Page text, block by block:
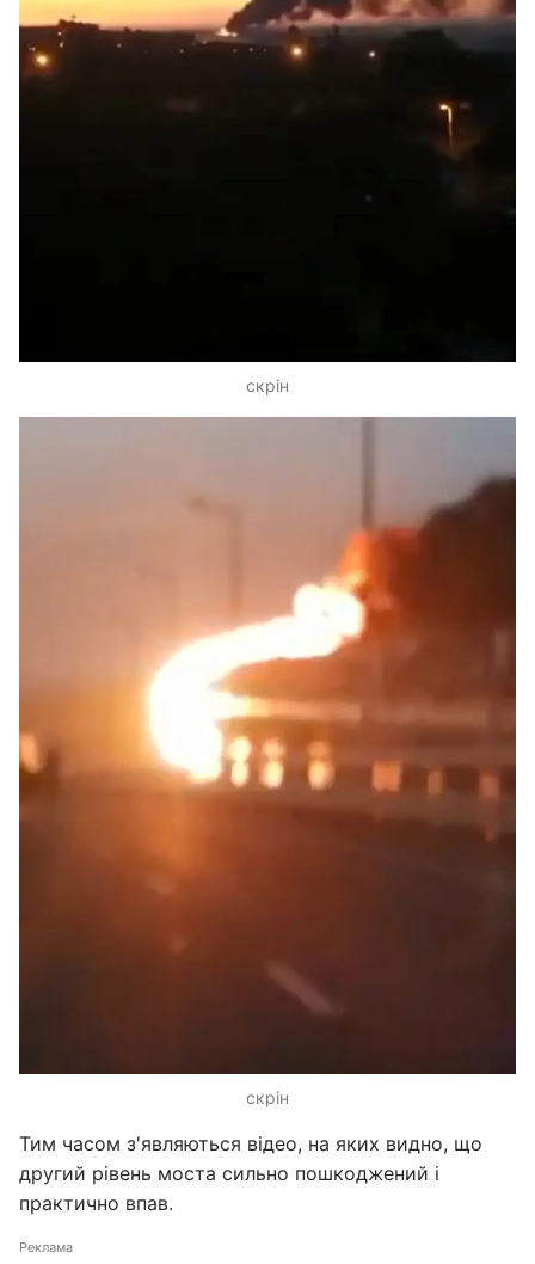
скрін
скрін
Тим часом з'являються відео, на яких видно, що
другий рівень моста сильно пошкоджений і
практично впав.
Реклама